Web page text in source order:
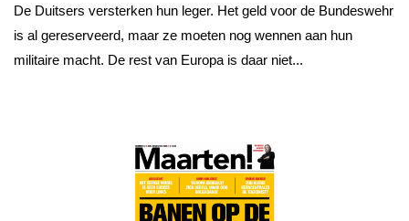
De Duitsers versterken hun leger. Het geld voor de Bundeswehr
is al gereserveerd, maar ze moeten nog wennen aan hun
militaire macht. De rest van Europa is daar niet...